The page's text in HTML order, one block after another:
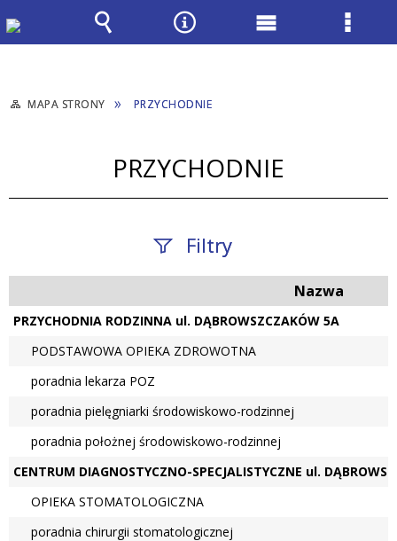
MAPA STRONY PRZYCHODNIE
PRZYCHODNIE
Filtry
nazwisko
Badania i
Usługi
Nazwa
PRZYCHODNIA RODZINNA ul. DĄBROWSZCZAKÓW 5A
PODSTAWOWA OPIEKA ZDROWOTNA
poradnia lekarza POZ
poradnia pielęgniarki środowiskowo-rodzinnej
poradnia położnej środowiskowo-rodzinnej
CENTRUM DIAGNOSTYCZNO-SPECJALISTYCZNE ul.
OPIEKA STOMATOLOGICZNA
poradnia chirurgii stomatologicznej
Wyszukiwarka
NarzędziaMenu
Menu